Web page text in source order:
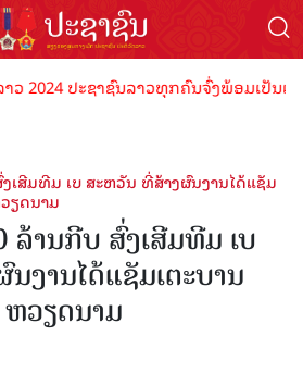
ປະຊາຊົນລາວທຸກຄົນຈົ່ງພ້ອມເປັນເຈົ້
ເສີມທີມ ເບ ສະຫວັນ ທີ່ສ້າງຜົນງານໄດ້ແຊັມ
ຽດນາມ
ລ້ານກີບ ສົ່ງເສີມທີມ ເບ
ງານໄດ້ແຊັມເຕະບານ
ວຽດນາມ